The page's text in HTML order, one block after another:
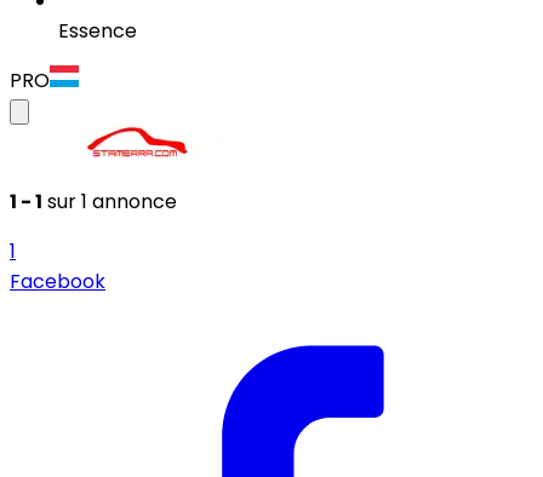
Essence
PRO
1 - 1 sur 1 annonce
1
Facebook